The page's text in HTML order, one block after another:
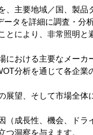
主要地域／国、製品
タを詳細に調査・分析
とにより、非常照明と
おける主要なメーカ
分析を通じて各企業
展望、そして市場全体
成長性、機会、ドラ
つ洞察を与えます。